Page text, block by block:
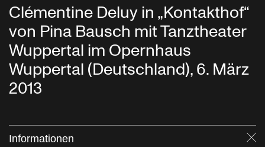
Clémentine Deluy in „Kontakthof“
von Pina Bausch mit Tanztheater
Wuppertal im Opernhaus
Wuppertal (Deutschland), 6. März
2013
Informationen